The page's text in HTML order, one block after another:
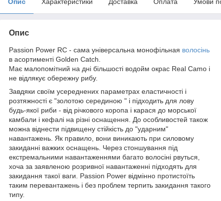
Опис
Passion Power RC - сама універсальна монофільная волосінь
в асортименті Golden Catch.
Має малопомітний на дні більшості водойм окрас Real Camo і
не відлякує обережну рибу.
Завдяки своїм усереднених параметрах еластичності і
розтяжності є "золотою серединою " і підходить для лову
будь-якої риби - від річкового коропа і карася до морської
камбали і кефалі на різні оснащення. До особливостей також
можна віднести підвищену стійкість до "ударним"
навантажень. Як правило, вони виникають при силовому
закиданні важких оснащень. Через стоншування під
екстремальними навантаженнями багато волосіні рвуться,
хоча за заявленою розривної навантаженні підходять для
закидання такої ваги. Passion Power відмінно протистоїть
таким перевантажень і без проблем терпить закидання такого
типу.